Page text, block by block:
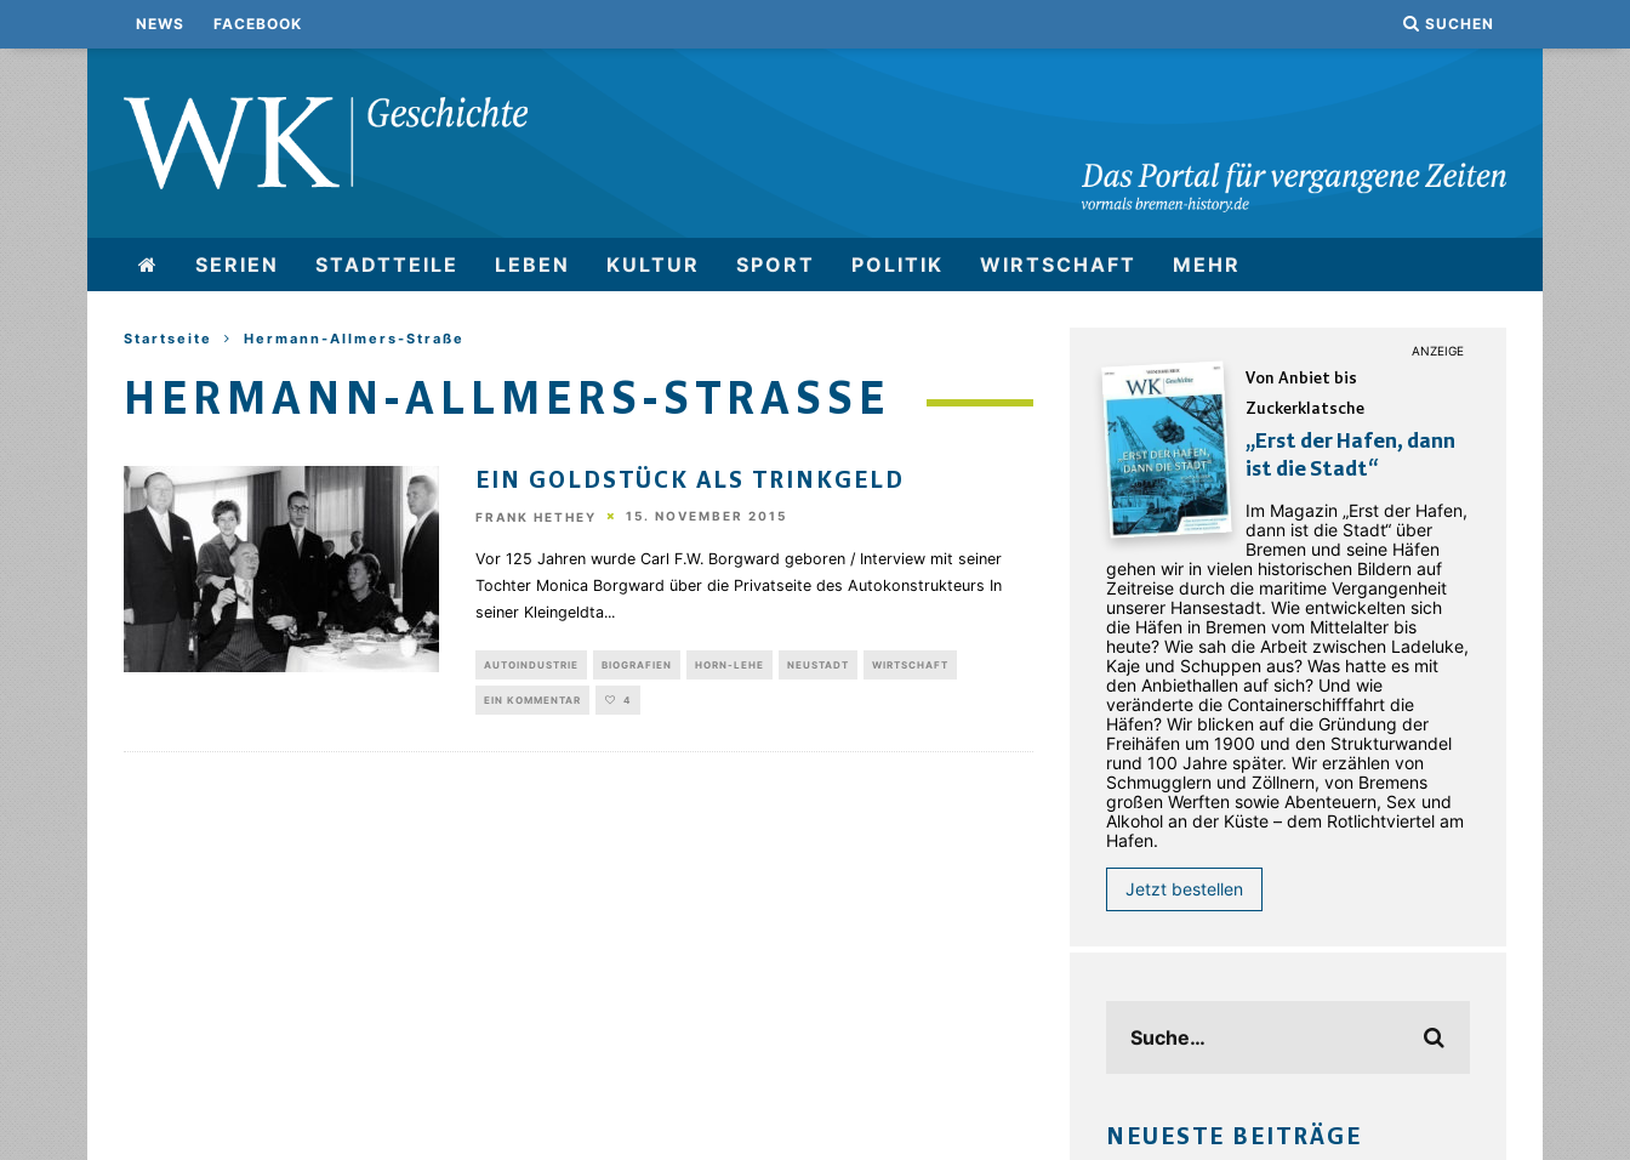
NEWS FACEBOOK SUCHEN
SERIEN STADTTEILE LEBEN KULTUR SPORT POLITIK WIRTSCHAFT MEHR
Startseite Hermann-Allmers-Straße
HERMANN-ALLMERS-STRASSE
EIN GOLDSTÜCK ALS TRINKGELD
FRANK HETHEY 15. NOVEMBER 2015
Vor 125 Jahren wurde Carl F.W. Borgward geboren / Interview mit seiner
Tochter Monica Borgward über die Privatseite des Autokonstrukteurs In
seiner Kleingeldta...
AUTOINDUSTRIE BIOGRAFIEN HORN-LEHE NEUSTADT WIRTSCHAFT
EIN KOMMENTAR 4
Von Anbiet bis
Zuckerklatsche
„Erst der Hafen, dann
ist die Stadt“
Im Magazin „Erst der Hafen,
dann ist die Stadt“ über
Bremen und seine Häfen
gehen wir in vielen historischen Bildern auf
Zeitreise durch die maritime Vergangenheit
unserer Hansestadt. Wie entwickelten sich
die Häfen in Bremen vom Mittelalter bis
heute? Wie sah die Arbeit zwischen Ladeluke,
Kaje und Schuppen aus? Was hatte es mit
den Anbiethallen auf sich? Und wie
veränderte die Containerschifffahrt die
Häfen? Wir blicken auf die Gründung der
Freihäfen um 1900 und den Strukturwandel
rund 100 Jahre später. Wir erzählen von
Schmugglern und Zöllnern, von Bremens
großen Werften sowie Abenteuern, Sex und
Alkohol an der Küste – dem Rotlichtviertel am
Hafen.
Jetzt bestellen
NEUESTE BEITRÄGE